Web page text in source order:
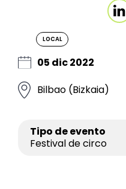
LOCAL
05 dic 2022
Bilbao (Bizkaia)
Tipo de evento
Festival de circo